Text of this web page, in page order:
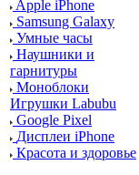
Apple iPhone
Samsung Galaxy
Умные часы
Наушники и
гарнитуры
Моноблоки
Игрушки Labubu
Google Pixel
Дисплеи iPhone
Красота и здоровье